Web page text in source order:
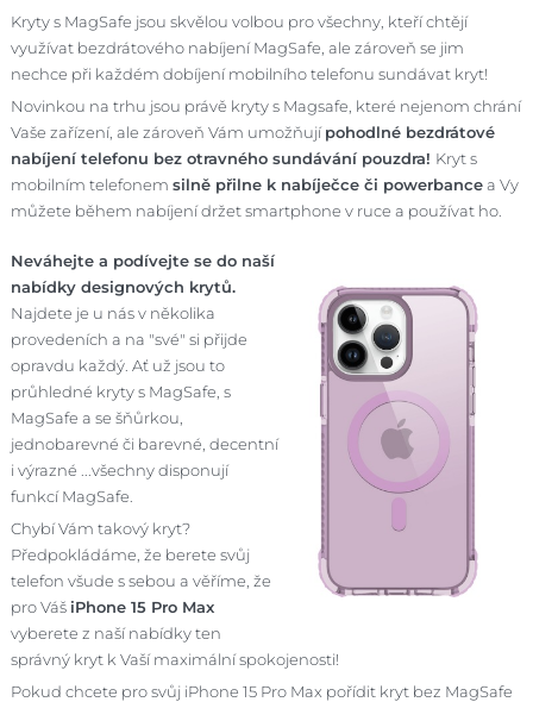
Kryty s MagSafe jsou skvělou volbou pro všechny, kteří chtějí
využívat bezdrátového nabíjení MagSafe, ale zároveň se jim
nechce při každém dobíjení mobilního telefonu sundávat kryt!
Novinkou na trhu jsou právě kryty s Magsafe, které nejenom chrání
Vaše zařízení, ale zároveň Vám umožňujípohodlné bezdrátové
nabíjení telefonu bez otravného sundávání pouzdra! Kryt s
mobilním telefonem silně přilne k nabíječce či powerbancea Vy
můžete během nabíjení držet smartphone v ruce a používat ho.
Neváhejte a podívejte se do naší
nabídky designových krytů.
Najdete je u nás v několika
provedeních a na "své" si přijde
opravdu každý. Ať už jsou to
průhledné kryty s MagSafe, s
MagSafe a se šňůrkou,
jednobarevné či barevné, decentní
i výrazné ...všechny disponují
funkcí MagSafe.
Chybí Vám takový kryt?
Předpokládáme, že berete svůj
telefon všude s sebou a věříme, že
pro Váš iPhone 15 Pro Max
vyberete z naší nabídky ten
správný kryt k Vaší maximální spokojenosti!
Pokud chcete pro svůj iPhone 15 Pro Max pořídit kryt bez MagSafe